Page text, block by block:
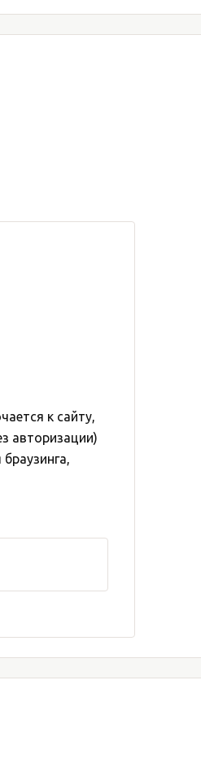
к сайту,
авторизации)